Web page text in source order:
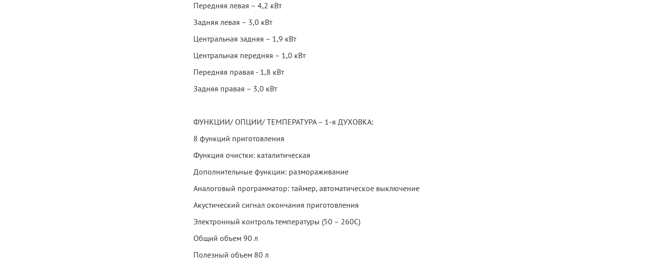
Передняя левая – 4,2 кВт
Задняя левая – 3,0 кВт
Центральная задняя – 1,9 кВт
Центральная передняя – 1,0 кВт
Передняя правая - 1,8 кВт
Задняя правая – 3,0 кВт
ФУНКЦИИ/ ОПЦИИ/ ТЕМПЕРАТУРА – 1-я ДУХОВКА:
8 функций приготовления
Функция очистки: каталитическая
Дополнительные функции: размораживание
Аналоговый программатор: таймер, автоматическое выключение
Акустический сигнал окончания приготовления
Электронный контроль температуры (50 – 260С)
Общий объем 90 л
Полезный объем 80 л